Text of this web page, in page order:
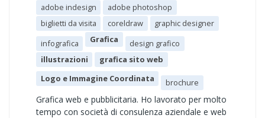
adobe indesign
adobe photoshop
biglietti da visita
coreldraw
graphic designer
infografica
Grafica
design grafico
illustrazioni
grafica sito web
Logo e Immagine Coordinata
brochure
Grafica web e pubblicitaria. Ho lavorato per molto
tempo con società di consulenza aziendale e web